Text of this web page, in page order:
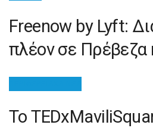
Freenow by Lyft:
πλέον σε Πρέβεζα
Το